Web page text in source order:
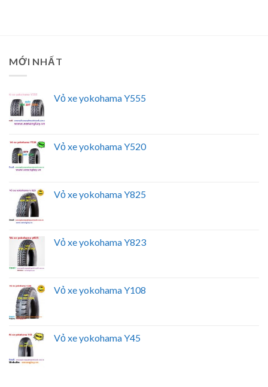
MỚI NHẤT
Vỏ xe yokohama Y555
Vỏ xe yokohama Y520
Vỏ xe yokohama Y825
Vỏ xe yokohama Y823
Vỏ xe yokohama Y108
Vỏ xe yokohama Y45